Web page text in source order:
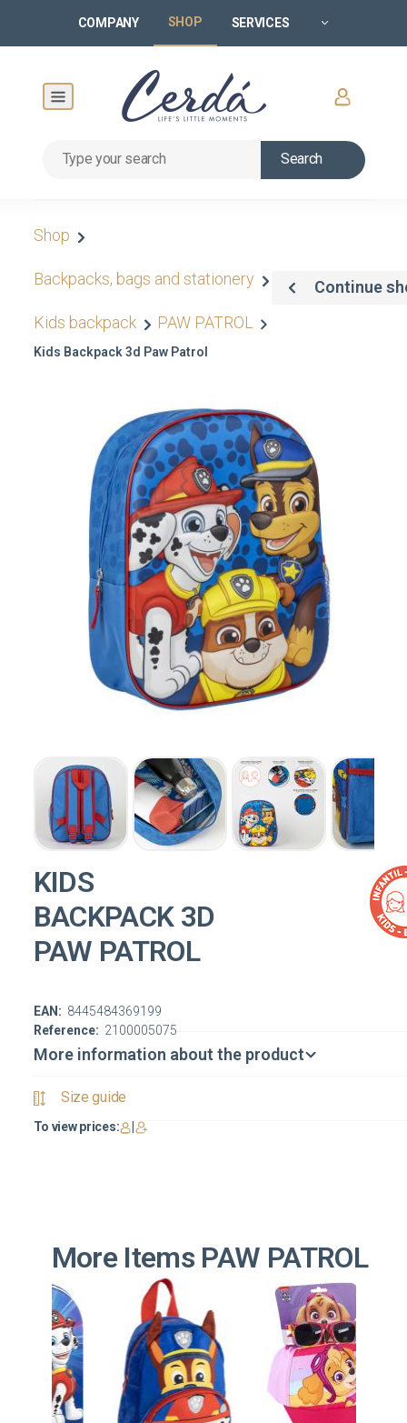
COMPANY SHOP SERVICES
Search
Shop
Backpacks, bags and stationery
Kids backpack PAW PATROL
Kids Backpack 3d Paw Patrol
Continue
KIDS
BACKPACK 3D
PAW PATROL
Reference: 2100005075
EAN: 8445484369199
More information about the product
Size guide
To view prices:
More Items PAW PATROL